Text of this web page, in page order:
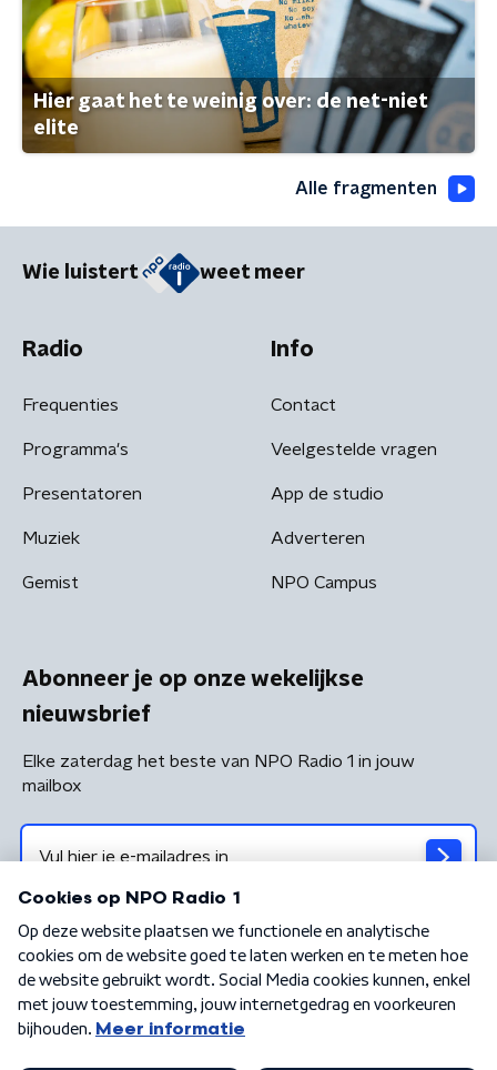
Hier gaat het te weinig over: de net-niet
elite
Alle fragmenten
Wie luistert weet meer
Radio
Frequenties
Programma's
Presentatoren
Muziek
Gemist
Info
Contact
Veelgestelde vragen
App de studio
Adverteren
NPO Campus
Abonneer je op onze wekelijkse
nieuwsbrief
Elke zaterdag het beste van NPO Radio 1 in jouw
mailbox
Algemene voorwaarden Privacybeleid